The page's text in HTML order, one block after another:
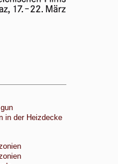
in der Heizdecke